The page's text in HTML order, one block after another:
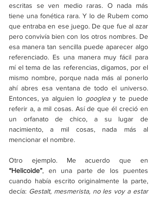
escritas se ven medio raras. O nada más
tiene una fonética rara. Y lo de Rubem como
que entraba en ese juego. De que fue al azar
pero convivía bien con los otros nombres. De
esa manera tan sencilla puede aparecer algo
referenciado. Es una manera muy fácil para
mí el tema de las referencias, digamos, por el
mismo nombre, porque nada más al ponerlo
ahí abres esa ventana de todo el universo.
Entonces, ya alguien lo googlea y te puede
referir a, a mil cosas. Así de que él creció en
un orfanato de chico, a su lugar de
nacimiento, a mil cosas, nada más al
mencionar el nombre.
“Helicoide”, en una parte de los puentes
cuando había escrito originalmente la parte,
decía: Gestalt, mesmerista, no les voy a estar